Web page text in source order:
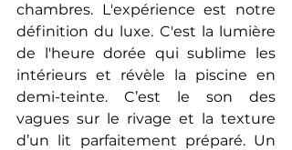
chambres. L'expérience est notre
définition du luxe. C'est la lumière
de l'heure dorée qui sublime les
intérieurs et révèle la piscine en
demi-teinte. C’est le son des
vagues sur le rivage et la texture
d’un lit parfaitement préparé. Un